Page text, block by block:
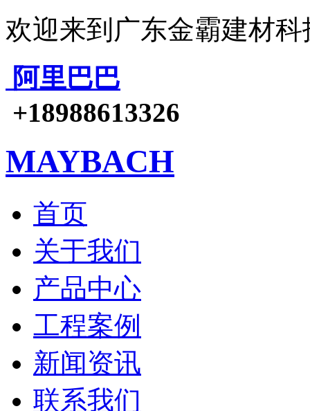
欢迎来到广东金霸建材
阿里巴巴
+18988613326
MAYBACH
首页
关于我们
产品中心
工程案例
新闻资讯
联系我们